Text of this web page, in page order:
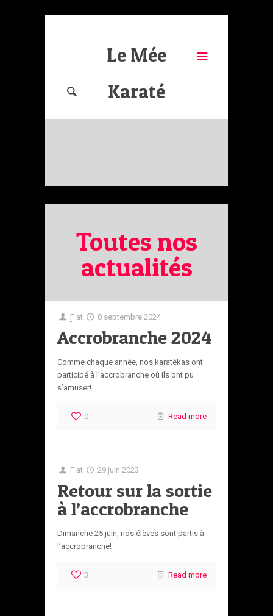
Le Mée
Karaté
Toutes nos
actualités
F at 8 septembre 2024
Accrobranche 2024
Comme chaque année, nos karatékas ont
participé à l’accrobranche où ils ont pu
s’amuser!
0 Read more
F at 29 juin 2023
Retour sur la sortie
à l’accrobranche
Dimanche 25 juin, nos élèves sont partis à
l’accrobranche!
3 Read more